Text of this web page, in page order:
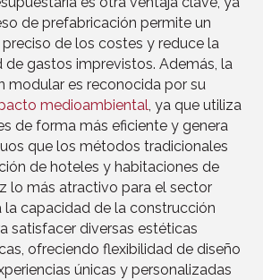
de prefabricación permite un
de los costes y reduce la
de gastos imprevistos. Además, la
modular es reconocida por su
medioambiental, ya que utiliza
de forma más eficiente y genera
que los métodos tradicionales
de hoteles y habitaciones de
lo más atractivo para el sector
la capacidad de la construcción
satisfacer diversas estéticas
ofreciendo flexibilidad de diseño
únicas y personalizadas